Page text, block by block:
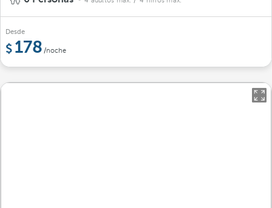
Desde
178 /noche